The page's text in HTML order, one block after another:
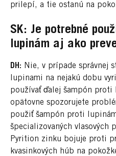
prilepí, a tie ostanú na
SK: Je potrebné
lupinám aj ako
DH: Nie, v prípade správnej
lupinami na nejakú dobu
používať ďalej šampón proti
opätovne spozorujete
použiť šampón proti
špecializovaných vlasových
Pyrition zinku bojuje proti
kvasinkových húb na